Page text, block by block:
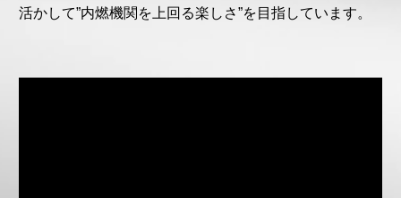
活かして”内燃機関を上回る楽しさ”を目指しています。